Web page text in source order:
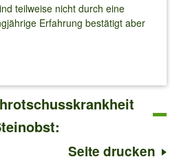
teilweise nicht durch eine
Erfahrung bestätigt aber
Seite drucken